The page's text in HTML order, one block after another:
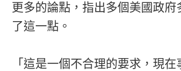
更多的論點，指出多個美國政府
了這一點。
「這是一個不合理的要求，現在